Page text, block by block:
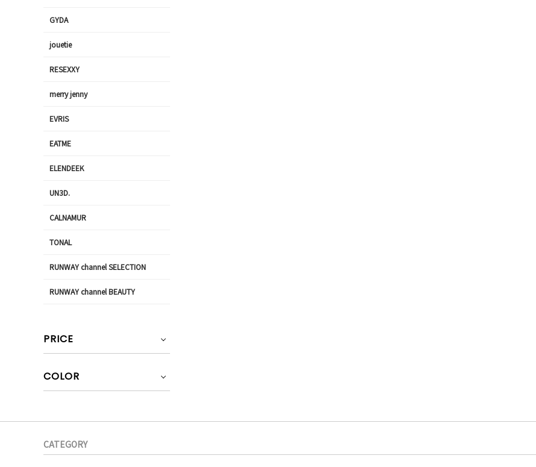
GYDA
jouetie
RESEXXY
merry jenny
EVRIS
EATME
ELENDEEK
UN3D.
CALNAMUR
TONAL
RUNWAY channel SELECTION
RUNWAY channel BEAUTY
PRICE
COLOR
CATEGORY